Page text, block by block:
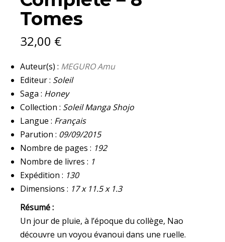
Tomes
32,00 €
Auteur(s) : MEGURO Amu
Editeur : Soleil
Saga : Honey
Collection : Soleil Manga Shojo
Langue : Français
Parution : 09/09/2015
Nombre de pages : 192
Nombre de livres : 1
Expédition : 130
Dimensions : 17 x 11.5 x 1.3
Résumé :
Un jour de pluie, à l’époque du collège, Nao
découvre un voyou évanoui dans une ruelle.